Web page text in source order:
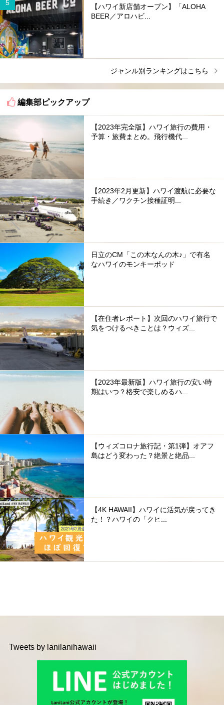
【ハワイ新店舗オープン】「ALOHA
BEER／アロハビ...
ジャンル別ランキングはこちら
編集部ピックアップ
【2023年完全版】ハワイ旅行の費用・
予算・旅費まとめ。飛行機代...
【2023年2月更新】ハワイ渡航に必要な
手続き／ワクチン接種証明...
日立のCM「この木なんの木♪」で有名
なハワイのモンキーポッド
【在住者レポート】次回のハワイ旅行で
気をつけるべきことは？ウィズ...
【2023年最新版】ハワイ旅行の安い時
期はいつ？格安で楽しめるハ...
【ウィズコロナ旅行記・第1弾】オアフ
島はどう変わった？絶景と絶品...
【4K HAWAII】ハワイに活気が戻ってき
た！？ハワイの「クヒ...
Tweets by lanilanihawaii